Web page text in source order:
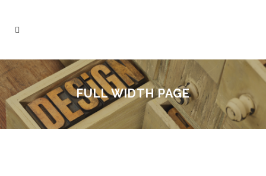
FULL WIDTH PAGE